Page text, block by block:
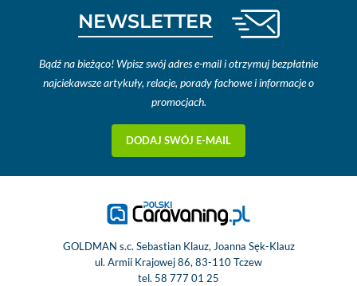
NEWSLETTER
Bądź na bieżąco! Wpisz swój adres e-mail i otrzymuj bezpłatnie
najciekawsze artykuły, relacje, porady fachowe i informacje o
promocjach.
DODAJ SWÓJ E-MAIL
GOLDMAN s.c. Sebastian Klauz, Joanna Sęk-Klauz
ul. Armii Krajowej 86, 83-110 Tczew
tel. 58 777 01 25